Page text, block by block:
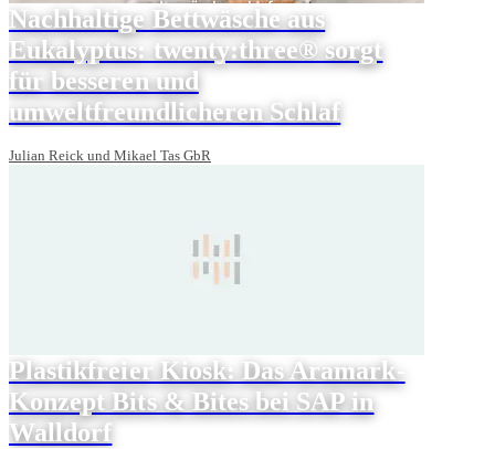
Nachhaltige Bettwäsche aus
Eukalyptus: twenty:three® sorgt
für besseren und
umweltfreundlicheren Schlaf
Julian Reick und Mikael Tas GbR
Plastikfreier Kiosk: Das Aramark-
Konzept Bits & Bites bei SAP in
Walldorf